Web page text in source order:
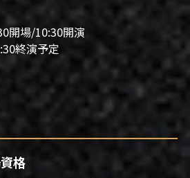
開場/10:30開演
終演予定
格